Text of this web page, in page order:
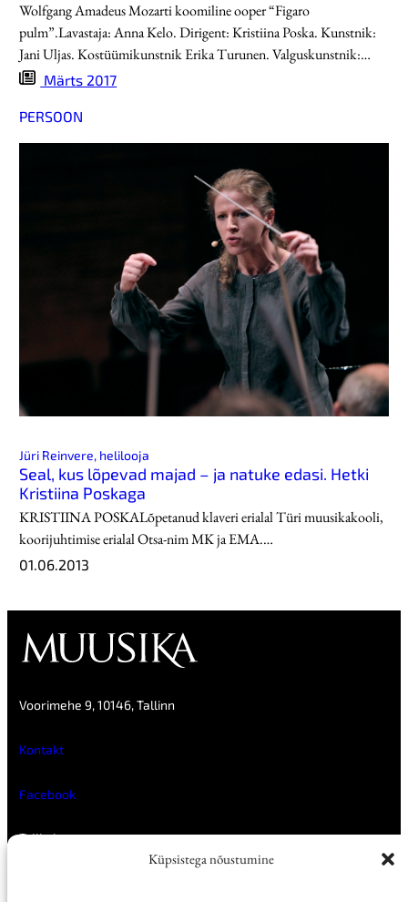
Küpsistega nõustumine
Wolfgang Amadeus Mozarti koomiline ooper “Figaro
pulm”.Lavastaja: Anna Kelo. Dirigent: Kristiina Poska. Kunstnik:
Jani Uljas. Kostüümikunstnik Erika Turunen. Valguskunstnik:…
Märts 2017
PERSOON
Jüri Reinvere, helilooja
Seal, kus lõpevad majad – ja natuke edasi. Hetki
Kristiina Poskaga
KRISTIINA POSKALõpetanud klaveri erialal Türi muusikakooli,
koorijuhtimise erialal Otsa-nim MK ja EMA.…
01.06.2013
Voorimehe 9, 10146, Tallinn
Kontakt
Facebook
Tellimine